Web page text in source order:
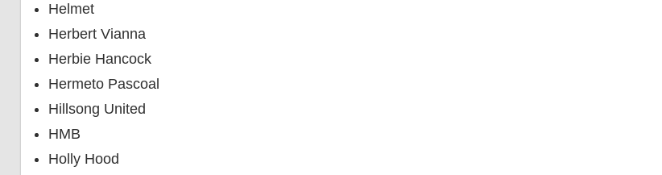
Helmet
Herbert Vianna
Herbie Hancock
Hermeto Pascoal
Hillsong United
HMB
Holly Hood